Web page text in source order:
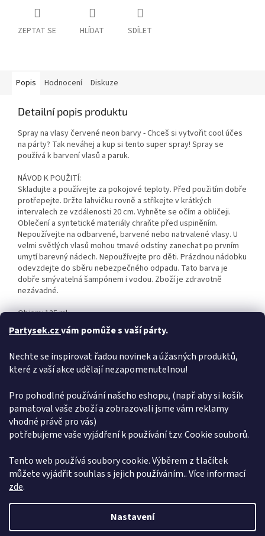
Partysek.czvám pomůže s vaší párty.
Nechte se inspirovat řadou novinek a úžasných produktů,
které z vaší akce udělají nezapomenutelnou!
Pro pohodlné používání našeho eshopu, (např. aby si košík
pamatoval vaše zboží a zobrazovali jsme vám reklamy
vhodné právě pro vás)
potřebujeme vaše vyjádření k používání tzv. Cookie souborů.
Tento web používá soubory cookie. Výběrem z tlačítek
můžete vyjádřit souhlas s jejich používáním.. Více informací
zde.
Nastavení
ZEPTAT SE HLÍDAT SDÍLET
Popis Hodnocení Diskuze
Detailní popis produktu
Spray na vlasy červené neon barvy - Chceš si vytvořit cool účes
na párty? Tak neváhej a kup si tento super spray! Spray se
používá k barvení vlasů a paruk.
NÁVOD K POUŽITÍ:
Skladujte a používejte za pokojové teploty. Před použitím dobře
protřepejte. Držte lahvičku rovně a stříkejte v krátkých
intervalech ze vzdálenosti 20 cm. Vyhněte se očím a obličeji.
Oblečení a syntetické materiály chraňte před uspiněním.
Nepoužívejte na odbarvené, barvené nebo natrvalené vlasy. U
velmi světlých vlasů mohou tmavé odstíny zanechat po prvním
umytí barevný nádech. Nepoužívejte pro děti. Prázdnou nádobku
odevzdejte do sběru nebezpečného odpadu. Tato barva je
dobře smývatelná šampónem i vodou. Zboží je zdravotně
nezávadné.
Objem: 125 ml
Uvedená cena je za 1 ks.
Doplňkové parametry
EAN:
8594030392010
Šířka:
44 mm
Výška
153 mm
Hloubka:
44 mm